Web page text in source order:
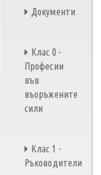
Документи
Клас 0 -
Професии
във
въоръжените
сили
Клас 1 -
Ръководители